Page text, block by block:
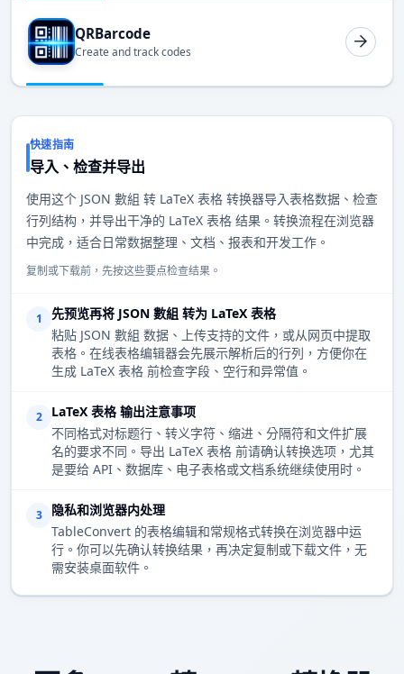
QRBarcode
Create and track codes
快速指南
导入、检查并导出
使用这个 JSON 數組 转 LaTeX 表格 转换器导入表格数据、检查
行列结构，并导出干净的 LaTeX 表格 结果。转换流程在浏览器
中完成，适合日常数据整理、文档、报表和开发工作。
复制或下载前，先按这些要点检查结果。
1
先预览再将 JSON 數組 转为 LaTeX 表格
粘贴 JSON 數組 数据、上传支持的文件，或从网页中提取
表格。在线表格编辑器会先展示解析后的行列，方便你在
生成 LaTeX 表格 前检查字段、空行和异常值。
2
LaTeX 表格 输出注意事项
不同格式对标题行、转义字符、缩进、分隔符和文件扩展
名的要求不同。导出 LaTeX 表格 前请确认转换选项，尤其
是要给 API、数据库、电子表格或文档系统继续使用时。
3
隐私和浏览器内处理
TableConvert 的表格编辑和常规格式转换在浏览器中运
行。你可以先确认转换结果，再决定复制或下载文件，无
需安装桌面软件。